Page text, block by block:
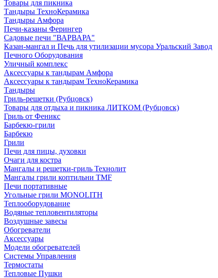
Товары для пикника
Тандыры ТехноКерамика
Тандыры Амфора
Печи-казаны Ферингер
Садовые печи "ВАРВАРА"
Казан-мангал и Печь для утилизации мусора Уральский Завод
Печного Оборудования
Уличный комплекс
Аксессуары к тандырам Амфора
Аксессуары к тандырам ТехноКерамика
Тандыры
Гриль-решетки (Рубцовск)
Товары для отдыха и пикника ЛИТКОМ (Рубцовск)
Гриль от Феникс
Барбекю-грили
Барбекю
Грили
Печи для пицы, духовки
Очаги для костра
Мангалы и решетки-гриль Технолит
Мангалы грили коптильни TMF
Печи портативные
Угольные грили MONOLITH
Теплооборудование
Водяные тепловентиляторы
Воздушные завесы
Обогреватели
Аксессуары
Модели обогревателей
Системы Управления
Термостаты
Тепловые Пушки